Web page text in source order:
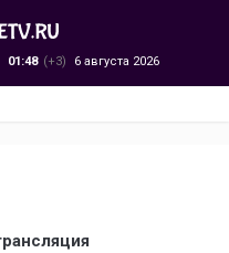
01:48 (+3) 6 августа 2026